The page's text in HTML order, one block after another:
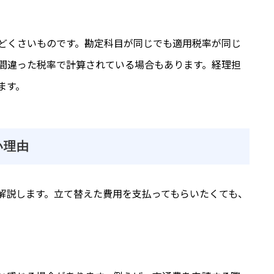
さいものです。勘定科目が同じでも適用税率が同じ
った税率で計算されている場合もあります。経理担
。
由
します。立て替えた費用を支払ってもらいたくても、